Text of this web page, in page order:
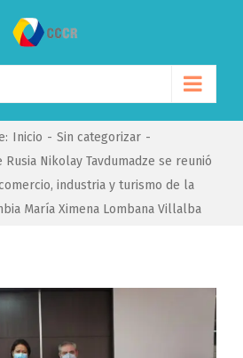
: Inicio - Sin categorizar -
Nikolay Tavdumadze se reunió
industria y turismo de la
María Ximena Lombana Villalba